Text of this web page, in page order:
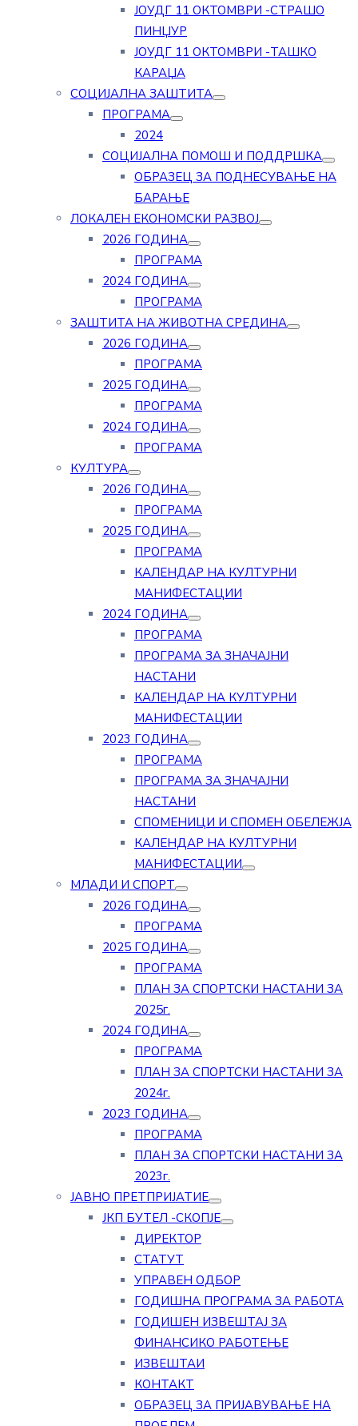
ЈОУДГ 11 ОКТОМВРИ -СТРАШО
ПИНЏУР
ЈОУДГ 11 ОКТОМВРИ -ТАШКО
КАРАЏА
СОЦИЈАЛНА ЗАШТИТА
ПРОГРАМА
2024
СОЦИЈАЛНА ПОМОШ И ПОДДРШКА
ОБРАЗЕЦ ЗА ПОДНЕСУВАЊЕ НА
БАРАЊЕ
ЛОКАЛЕН ЕКОНОМСКИ РАЗВОЈ
2026 ГОДИНА
ПРОГРАМА
2024 ГОДИНА
ПРОГРАМА
ЗАШТИТА НА ЖИВОТНА СРЕДИНА
2026 ГОДИНА
ПРОГРАМА
2025 ГОДИНА
ПРОГРАМА
2024 ГОДИНА
ПРОГРАМА
КУЛТУРА
2026 ГОДИНА
ПРОГРАМА
2025 ГОДИНА
ПРОГРАМА
КАЛЕНДАР НА КУЛТУРНИ
МАНИФЕСТАЦИИ
2024 ГОДИНА
ПРОГРАМА
ПРОГРАМА ЗА ЗНАЧАЈНИ
НАСТАНИ
КАЛЕНДАР НА КУЛТУРНИ
МАНИФЕСТАЦИИ
2023 ГОДИНА
ПРОГРАМА
ПРОГРАМА ЗА ЗНАЧАЈНИ
НАСТАНИ
СПОМЕНИЦИ И СПОМЕН ОБЕЛЕЖЈА
КАЛЕНДАР НА КУЛТУРНИ
МАНИФЕСТАЦИИ
МЛАДИ И СПОРТ
2026 ГОДИНА
ПРОГРАМА
2025 ГОДИНА
ПРОГРАМА
ПЛАН ЗА СПОРТСКИ НАСТАНИ ЗА
2025г.
2024 ГОДИНА
ПРОГРАМА
ПЛАН ЗА СПОРТСКИ НАСТАНИ ЗА
2024г.
2023 ГОДИНА
ПРОГРАМА
ПЛАН ЗА СПОРТСКИ НАСТАНИ ЗА
2023г.
ЈАВНО ПРЕТПРИЈАТИЕ
ЈКП БУТЕЛ -СКОПЈЕ
ДИРЕКТОР
СТАТУТ
УПРАВЕН ОДБОР
ГОДИШНА ПРОГРАМА ЗА РАБОТА
ГОДИШЕН ИЗВЕШТАЈ ЗА
ФИНАНСИКО РАБОТЕЊЕ
ИЗВЕШТАИ
КОНТАКТ
ОБРАЗЕЦ ЗА ПРИЈАВУВАЊЕ НА